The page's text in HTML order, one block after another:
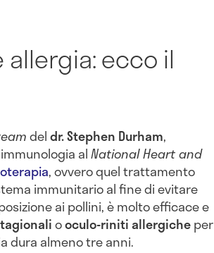
ecco il
deldr. Stephen Durham,
alNational Heart and
, ovvero quel trattamento
immunitario al fine di evitare
ai pollini, è molto efficace e
ooculo-riniti allergicheper
dura almeno tre anni.